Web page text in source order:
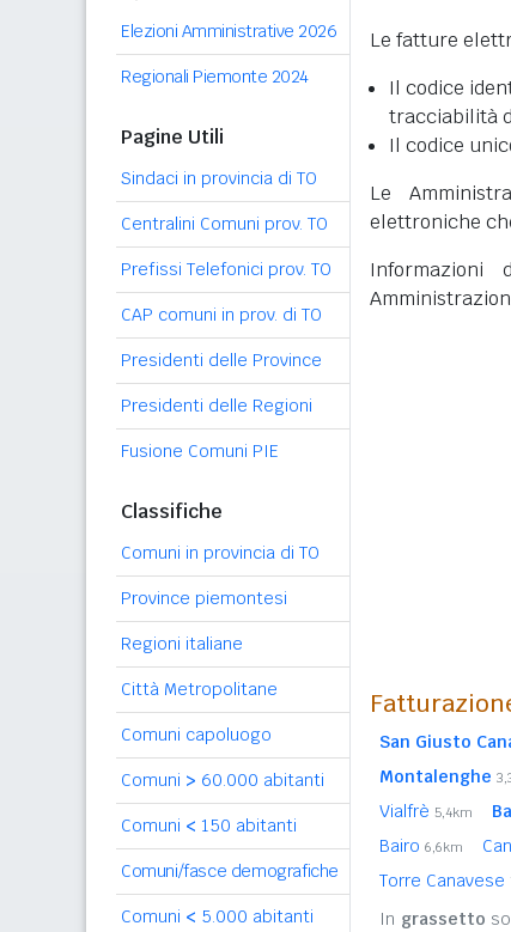
Elezioni Amministrative 2026
Regionali Piemonte 2024
Pagine Utili
Sindaci in provincia di TO
Centralini Comuni prov. TO
Prefissi Telefonici prov. TO
CAP comuni in prov. di TO
Presidenti delle Province
Presidenti delle Regioni
Fusione Comuni PIE
Classifiche
Comuni in provincia di TO
Province piemontesi
Regioni italiane
Città Metropolitane
Comuni capoluogo
Comuni > 60.000 abitanti
Comuni < 150 abitanti
Comuni/fasce demografiche
Comuni < 5.000 abitanti
Le fatture
Il codice
tracciabilità
Il codice
Le
elettroniche
Informazioni
San Giusto
Montalenghe
Vialfrè 5,4km
Bairo 6,6km
Torre Canavese
In grassetto